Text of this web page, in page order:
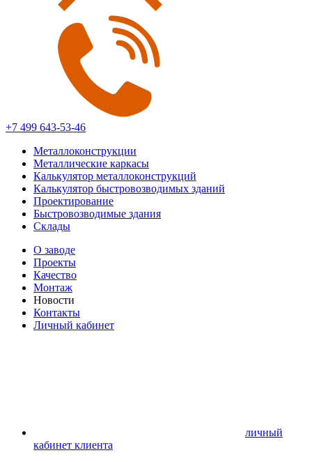
+7 499 643-53-46
Металлоконструкции
Металлические каркасы
Калькулятор металлоконструкций
Калькулятор быстровозводимых зданий
Проектирование
Быстровозводимые здания
Склады
О заводе
Проекты
Качество
Монтаж
Новости
Контакты
Личный кабинет
личный
кабинет клиента